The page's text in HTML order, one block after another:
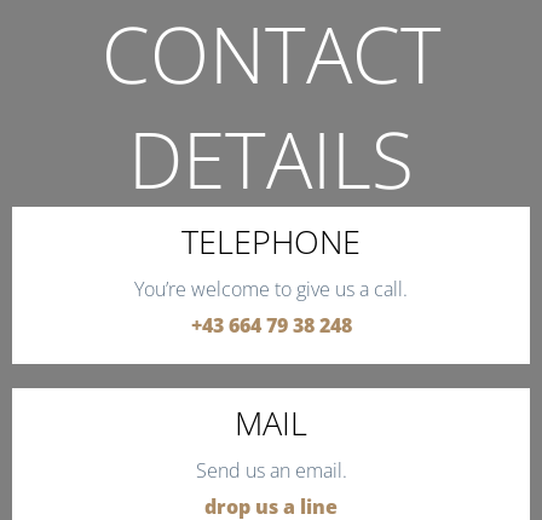
CONTACT
DETAILS
THE QUICKEST WAY TO CONTACT US.
TELEPHONE
You’re welcome to give us a call.
+43 664 79 38 248
MAIL
Send us an email.
drop us a line